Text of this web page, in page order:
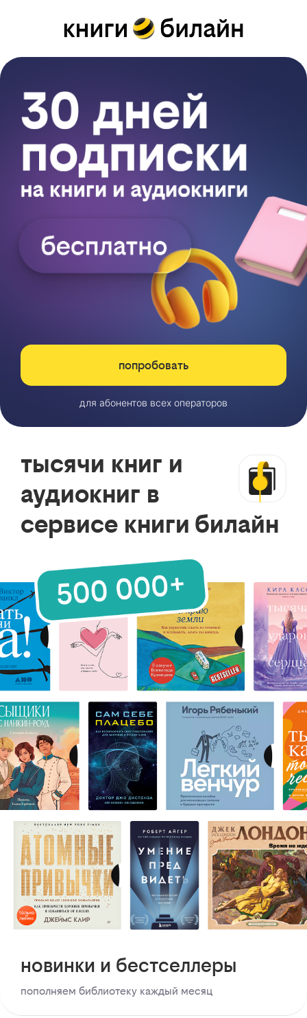
попробовать
для абонентов всех операторов
тысячи книг и
аудиокниг в
сервисе книги билайн
новинки и бестселлеры
пополняем библиотеку каждый месяц